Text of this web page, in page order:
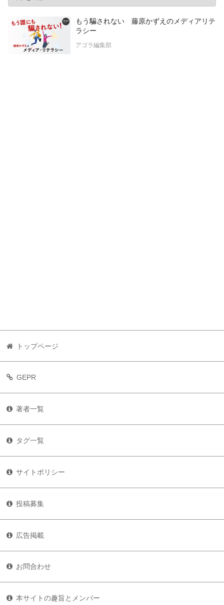
もう騙されない 藤原かずえのメディアリテ
ラシー
アゴラ編集部
トップページ
GEPR
著者一覧
タグ一覧
サイトポリシー
投稿募集
広告掲載
お問合わせ
本サイトの趣旨とメンバー